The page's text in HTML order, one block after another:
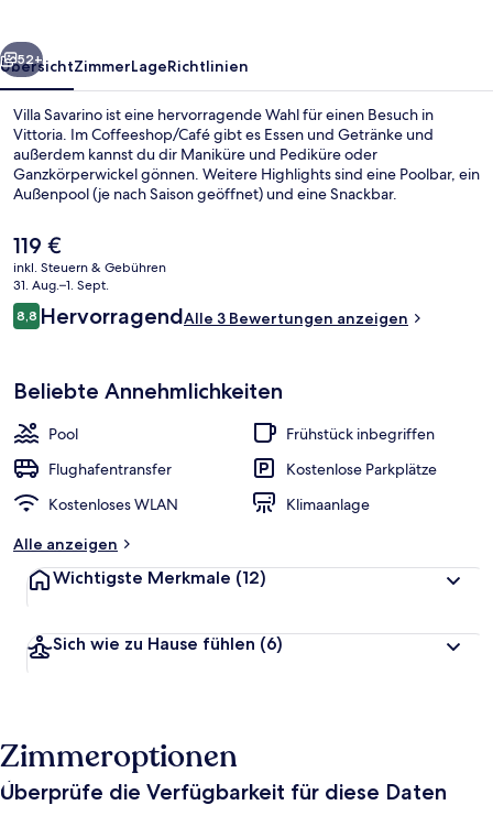
Weiter
52+
ÜbersichtZimmerLageRichtlinien
Villa Savarino ist eine hervorragende Wahl für einen Besuch in
Vittoria. Im Coffeeshop/Café gibt es Essen und Getränke und
außerdem kannst du dir Maniküre und Pediküre oder
Ganzkörperwickel gönnen. Weitere Highlights sind eine Poolbar, ein
Außenpool (je nach Saison geöffnet) und eine Snackbar.
Der
aktuelle
Preis
beträgt
119 €.
119 €
inkl. Steuern & Gebühren
31. Aug.–1. Sept.
Bewertungen
8,88,8 von 10.
HervorragendAlle 3 Bewertungen anzeigen
Beliebte Annehmlichkeiten
Pool
Frühstück inbegriffen
Flughafentransfer
Kostenlose Parkplätze
Kostenloses WLAN
Klimaanlage
Alle anzeigen
Wichtigste Merkmale (12)
Sich wie zu Hause fühlen (6)
Zimmeroptionen
Überprüfe die Verfügbarkeit für diese Daten